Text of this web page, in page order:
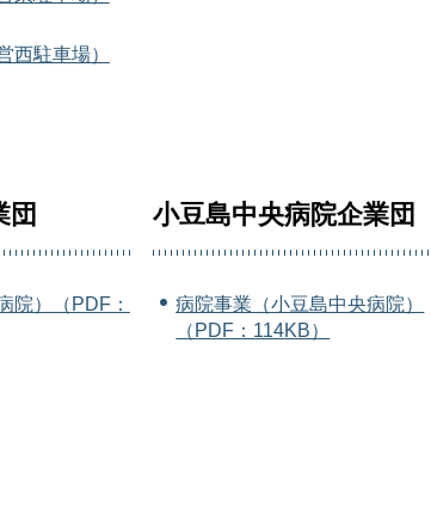
西駐車場）
団
院）（PDF：
小豆島中央病院企業団
病院事業（小豆島中央病院）
（PDF：114KB）